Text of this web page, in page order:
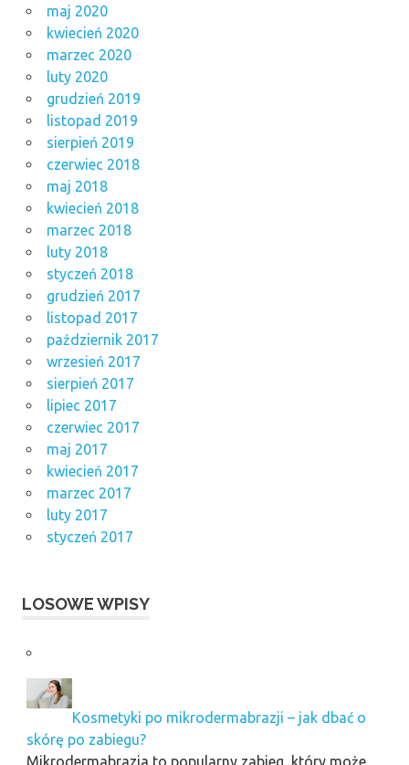
maj 2020
kwiecień 2020
marzec 2020
luty 2020
grudzień 2019
listopad 2019
sierpień 2019
czerwiec 2018
maj 2018
kwiecień 2018
marzec 2018
luty 2018
styczeń 2018
grudzień 2017
listopad 2017
październik 2017
wrzesień 2017
sierpień 2017
lipiec 2017
czerwiec 2017
maj 2017
kwiecień 2017
marzec 2017
luty 2017
styczeń 2017
LOSOWE WPISY
Kosmetyki po mikrodermabrazji – jak dbać o
skórę po zabiegu?
Mikrodermabrazja to popularny zabieg, który może